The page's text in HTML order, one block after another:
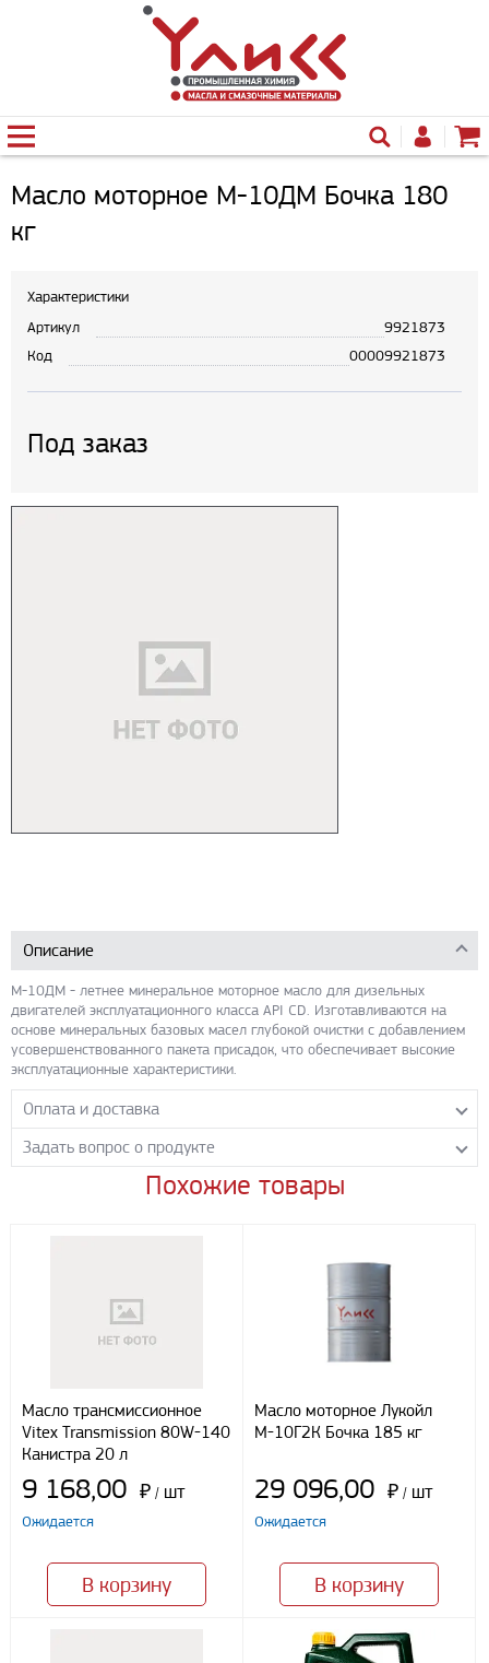
Масло моторное М-10ДМ Бочка 180
кг
Характеристики
Артикул
9921873
Код
00009921873
Под заказ
Описание
М-10ДМ - летнее минеральное моторное масло для дизельных
двигателей эксплуатационного класса API CD. Изготавливаются на
основе минеральных базовых масел глубокой очистки с добавлением
усовершенствованного пакета присадок, что обеспечивает высокие
эксплуатационные характеристики.
Оплата и доставка
Самовывоз с нашего склада
Понедельник-пятница с 8.00-17.00 без перерыва
Доставка собственным транспортом компании ООО «УЛИСС»
Регионы доставки:
Северо-Кавказский федеральный округ
Южный федеральный округ
Наличными
При получении груза
Безналичный расчет
Задать вопрос о продукте
Задайте нашим менеджерам вопрос о данном продукте.
персональных данных, в соответствии с федеральным законом от
27.07.2006 N152 ФЗ «О персональных данных», на условиях
целей, определенныхПолитикой конфиденциальности
Похожие товары
Масло трансмиссионное
Vitex Transmission 80W-140
Канистра 20 л
9 168,00 ₽ / шт
Ожидается
В корзину
Масло моторное Лукойл
М-10Г2К Бочка 185 кг
29 096,00 ₽ / шт
Ожидается
В корзину